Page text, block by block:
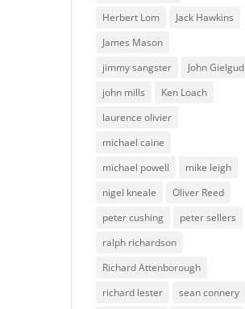
Herbert Lom
Jack Hawkins
James Mason
jimmy sangster
John Gielgud
john mills
Ken Loach
laurence olivier
michael caine
michael powell
mike leigh
nigel kneale
Oliver Reed
peter cushing
peter sellers
ralph richardson
Richard Attenborough
richard lester
sean connery